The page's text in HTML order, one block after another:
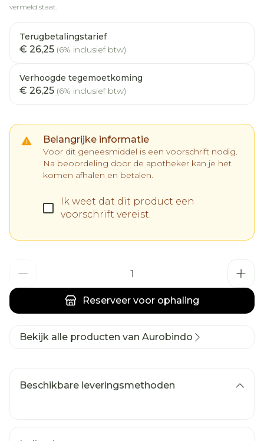
vermeld staat.
Terugbetalingstarief
€ 26,25 (6% inclusief btw)
Verhoogde tegemoetkoming
€ 26,25 (6% inclusief btw)
Belangrijke informatie
Voor dit geneesmiddel is een voorschrift nodig.
Na beoordeling door de apotheker kan je het
komen afhalen en betalen.
Ik weet dat dit product een
voorschrift vereist.
Reserveer voor ophaling
Bekijk alle producten van Aurobindo
Beschikbare leveringsmethoden